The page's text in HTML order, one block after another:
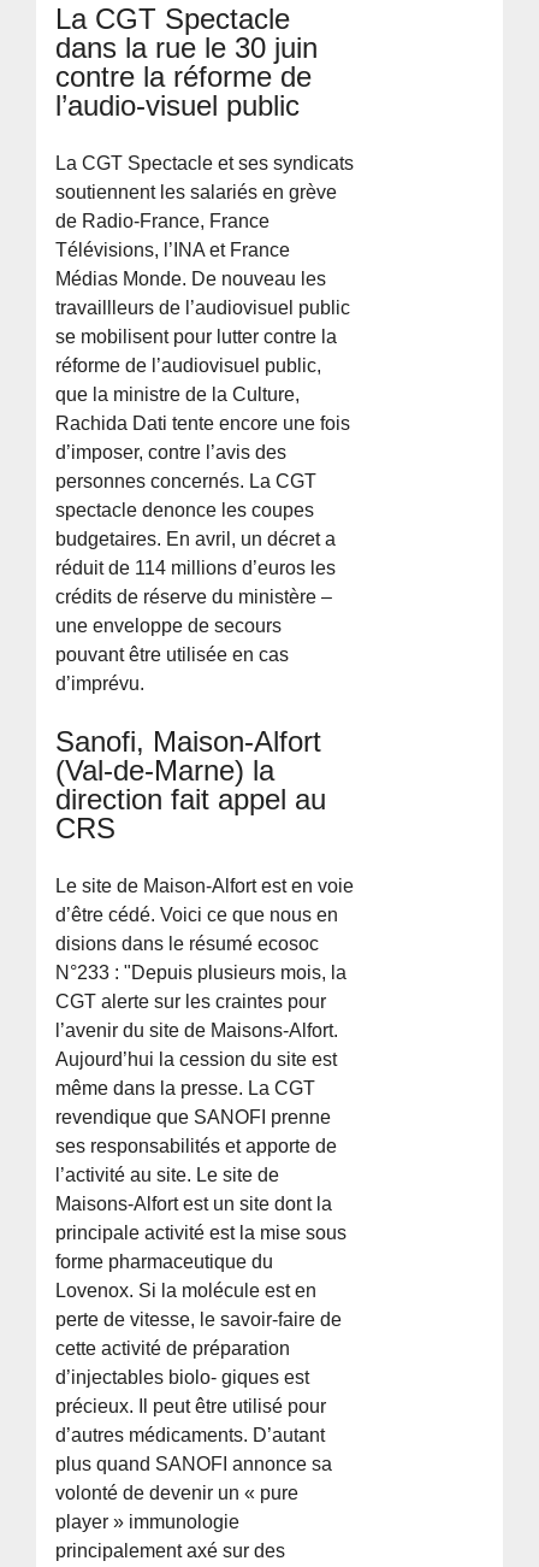
La CGT Spectacle
dans la rue le 30 juin
contre la réforme de
l’audio-visuel public
La CGT Spectacle et ses syndicats
soutiennent les salariés en grève
de Radio-France, France
Télévisions, l’INA et France
Médias Monde. De nouveau les
travaillleurs de l’audiovisuel public
se mobilisent pour lutter contre la
réforme de l’audiovisuel public,
que la ministre de la Culture,
Rachida Dati tente encore une fois
d’imposer, contre l’avis des
personnes concernés. La CGT
spectacle denonce les coupes
budgetaires. En avril, un décret a
réduit de 114 millions d’euros les
crédits de réserve du ministère –
une enveloppe de secours
pouvant être utilisée en cas
d’imprévu.
Sanofi, Maison-Alfort
(Val-de-Marne) la
direction fait appel au
CRS
Le site de Maison-Alfort est en voie
d’être cédé. Voici ce que nous en
disions dans le résumé ecosoc
N°233 : "Depuis plusieurs mois, la
CGT alerte sur les craintes pour
l’avenir du site de Maisons-Alfort.
Aujourd’hui la cession du site est
même dans la presse. La CGT
revendique que SANOFI prenne
ses responsabilités et apporte de
l’activité au site. Le site de
Maisons-Alfort est un site dont la
principale activité est la mise sous
forme pharmaceutique du
Lovenox. Si la molécule est en
perte de vitesse, le savoir-faire de
cette activité de préparation
d’injectables biolo- giques est
précieux. Il peut être utilisé pour
d’autres médicaments. D’autant
plus quand SANOFI annonce sa
volonté de devenir un « pure
player » immunologie
principalement axé sur des